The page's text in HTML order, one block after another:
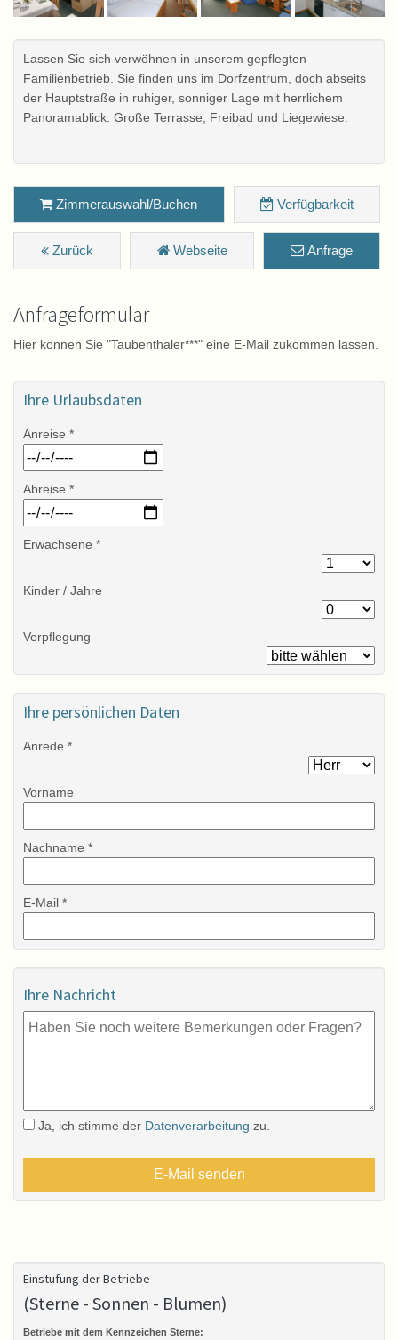
Lassen Sie sich verwöhnen in unserem gepflegten
Familienbetrieb. Sie finden uns im Dorfzentrum, doch abseits
der Hauptstraße in ruhiger, sonniger Lage mit herrlichem
Panoramablick. Große Terrasse, Freibad und Liegewiese.
Zimmerauswahl/Buchen Verfügbarkeit
Zurück Webseite Anfrage
Anfrageformular
Hier können Sie "Taubenthaler***" eine E-Mail zukommen lassen.
Ihre Urlaubsdaten
Anreise *
Abreise *
Erwachsene *
Kinder / Jahre
Verpflegung
Ihre persönlichen Daten
Anrede *
Vorname
Nachname *
E-Mail *
Ihre Nachricht
Ja, ich stimme der Datenverarbeitung zu.
Einstufung der Betriebe
(Sterne - Sonnen - Blumen)
Betriebe mit dem Kennzeichen Sterne: